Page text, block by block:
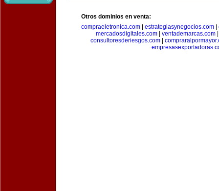
Otros dominios en venta:
compraeletronica.com
estrategiasynegocios.com
mercadosdigitales.com| ventademarcas.com
consultoresderiesgos.com